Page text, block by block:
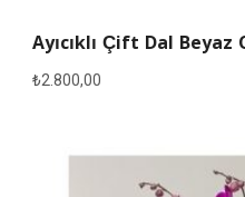
Ayıcıklı Çift Dal Beyaz
₺2.800,00